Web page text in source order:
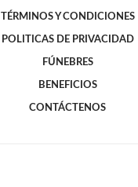
TÉRMINOS Y CONDICIONES
POLITICAS DE PRIVACIDAD
FÚNEBRES
BENEFICIOS
CONTÁCTENOS